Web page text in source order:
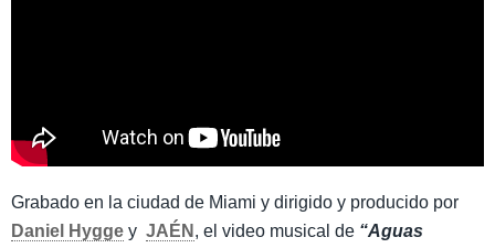
Grabado en la ciudad de Miami y dirigido y producido por
Daniel Hygge y JAÉN , el video musical de “Aguas